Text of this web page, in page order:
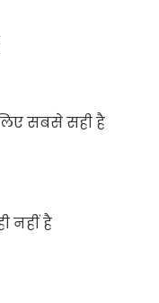
सबसे सही है
नहीं है